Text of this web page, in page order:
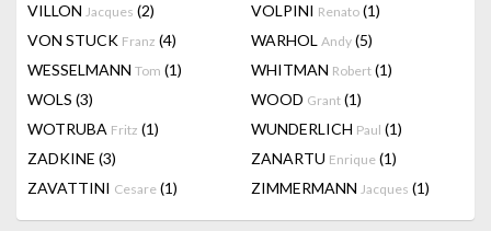
VILLON Jacques (2) VOLPINI Renato (1)
VON STUCK Franz (4) WARHOL Andy (5)
WESSELMANN Tom (1) WHITMAN Robert (1)
WOLS (3) WOOD Grant (1)
WOTRUBA Fritz (1) WUNDERLICH Paul (1)
ZADKINE (3) ZANARTU Enrique (1)
ZAVATTINI Cesare (1) ZIMMERMANN Jacques (1)